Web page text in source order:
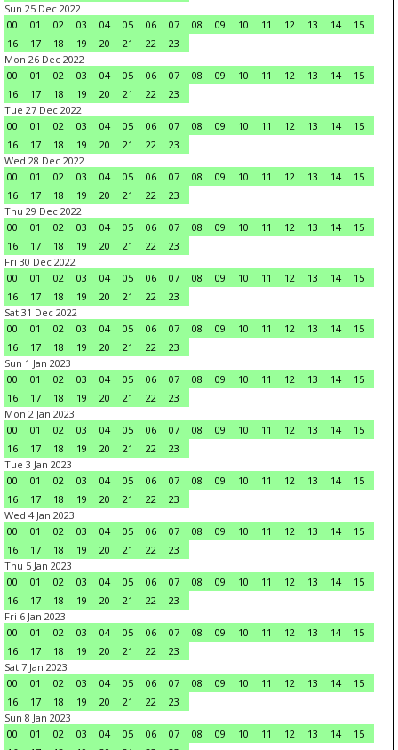
Sun 25 Dec 2022
00
01 02 03 04 05 06 07 08 09 10 11 12 13 14
15
16
17 18 19 20 21 22
23
Mon 26 Dec 2022
00
01 02 03 04 05 06 07 08 09 10 11 12 13 14
15
16
17 18 19 20 21 22
23
Tue 27 Dec 2022
00
01 02 03 04 05 06 07 08 09 10 11 12 13 14
15
16
17 18 19 20 21 22
23
Wed 28 Dec 2022
00
01 02 03 04 05 06 07 08 09 10 11 12 13 14
15
16
17 18 19 20 21 22
23
Thu 29 Dec 2022
00
01 02 03 04 05 06 07 08 09 10 11 12 13 14
15
16
17 18 19 20 21 22
23
Fri 30 Dec 2022
00
01 02 03 04 05 06 07 08 09 10 11 12 13 14
15
16
17 18 19 20 21 22
23
Sat 31 Dec 2022
00
01 02 03 04 05 06 07 08 09 10 11 12 13 14
15
16
17 18 19 20 21 22
23
Sun 1 Jan 2023
00
01 02 03 04 05 06 07 08 09 10 11 12 13 14
15
16
17 18 19 20 21 22
23
Mon 2 Jan 2023
00
01 02 03 04 05 06 07 08 09 10 11 12 13 14
15
16
17 18 19 20 21 22
23
Tue 3 Jan 2023
00
01 02 03 04 05 06 07 08 09 10 11 12 13 14
15
16
17 18 19 20 21 22
23
Wed 4 Jan 2023
00
01 02 03 04 05 06 07 08 09 10 11 12 13 14
15
16
17 18 19 20 21 22
23
Thu 5 Jan 2023
00
01 02 03 04 05 06 07 08 09 10 11 12 13 14
15
16
17 18 19 20 21 22
23
Fri 6 Jan 2023
00
01 02 03 04 05 06 07 08 09 10 11 12 13 14
15
16
17 18 19 20 21 22
23
Sat 7 Jan 2023
00
01 02 03 04 05 06 07 08 09 10 11 12 13 14
15
16
17 18 19 20 21 22
23
Sun 8 Jan 2023
00
01 02 03 04 05 06 07 08 09 10 11 12 13 14
15